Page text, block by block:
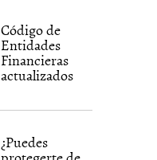
Código de
Entidades
Financieras
actualizados
¿Puedes